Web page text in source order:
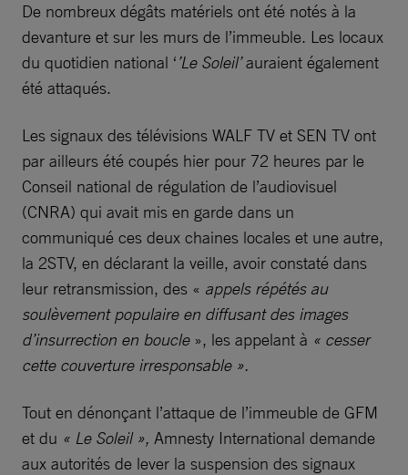
De nombreux dégâts matériels ont été notés à la
devanture et sur les murs de l’immeuble. Les locaux
du quotidien national ‘’Le Soleil’auraient également
été attaqués.
Les signaux des télévisions WALF TV et SEN TV ont
par ailleurs été coupés hier pour 72 heures par le
Conseil national de régulation de l’audiovisuel
(CNRA) qui avait mis en garde dans un
communiqué ces deux chaines locales et une autre,
la 2STV, en déclarant la veille, avoir constaté dans
leur retransmission, des « appels répétés au
soulèvement populaire en diffusant des images
d’insurrection en boucle », les appelant à « cesser
cette couverture irresponsable ».
Tout en dénonçant l’attaque de l’immeuble de GFM
et du « Le Soleil », Amnesty International demande
aux autorités de lever la suspension des signaux